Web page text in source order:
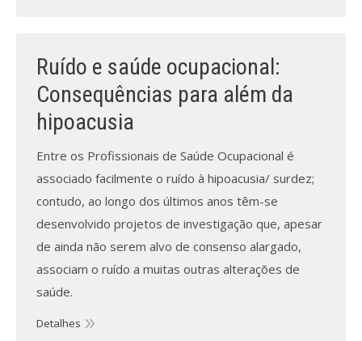
Ruído e saúde ocupacional:
Consequências para além da
hipoacusia
Entre os Profissionais de Saúde Ocupacional é
associado facilmente o ruído à hipoacusia/ surdez;
contudo, ao longo dos últimos anos têm-se
desenvolvido projetos de investigação que, apesar
de ainda não serem alvo de consenso alargado,
associam o ruído a muitas outras alterações de
saúde.
Detalhes